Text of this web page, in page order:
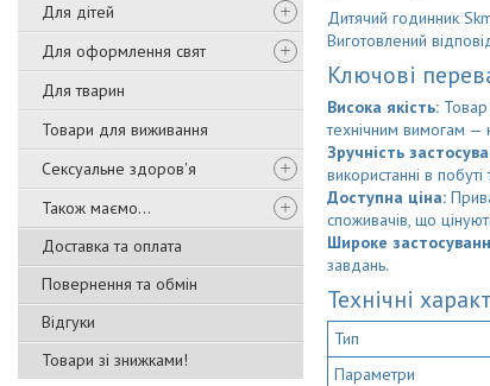
Для дітей
Для оформлення свят
Для тварин
Товари для виживання
Сексуальне здоров'я
Також маємо...
Доставка та оплата
Повернення та обмін
Відгуки
Товари зі знижками!
Дитячий годинник
Виготовлений
Ключові
Висока якість:
технічним вимогам —
Зручність
використанні в
Доступна ціна:
споживачів, що
Широке
завдань.
Технічні
Тип
Параметри